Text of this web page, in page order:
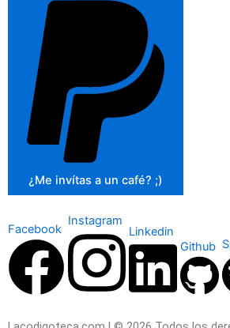
¿Me invítas a un café? ;)
Facebook
Instagram
Linkedin
Github